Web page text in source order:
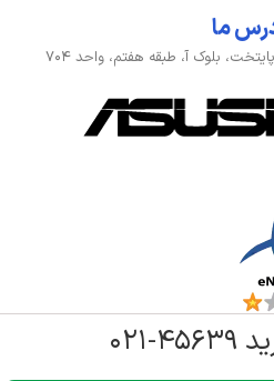
عمومی, مالتی‌مدیا
ما
بلوک آ، طبقه هفتم، واحد ۷۰۴